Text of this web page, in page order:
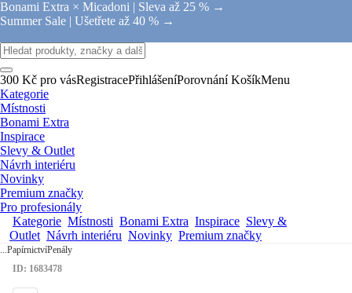
Bonami Extra × Micadoni | Sleva až 25 % →
Summer Sale | Ušetřete až 40 % →
300 Kč pro vásRegistracePřihlášeníPorovnání KošíkMenu
Kategorie
Místnosti
Bonami Extra
Inspirace
Slevy & Outlet
Návrh interiéru
Novinky
Premium značky
Pro profesionály
Kategorie Místnosti Bonami Extra Inspirace Slevy &
Outlet Návrh interiéru Novinky Premium značky
...PapírnictvíPenály
ID: 1683478